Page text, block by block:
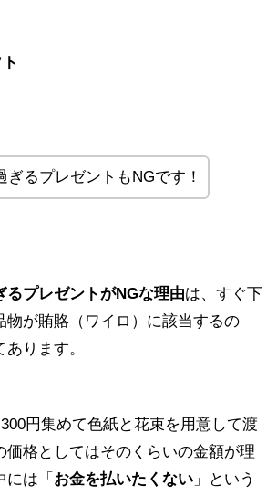
ぎるプレゼントもNGです！
るプレゼントがNGな理由は、すぐ下
物が賄賂（ワイロ）に該当するの
ります。
円集めて色紙と花束を用意して渡
価格としてはそのくらいの金額が理
は「 お金を払いたくない 」という